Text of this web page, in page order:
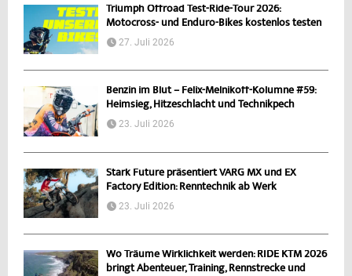
Triumph Offroad Test-Ride-Tour 2026:
Motocross- und Enduro-Bikes kostenlos testen
27. Juli 2026
Benzin im Blut – Felix-Melnikoff-Kolumne #59:
Heimsieg, Hitzeschlacht und Technikpech
23. Juli 2026
Stark Future präsentiert VARG MX und EX
Factory Edition: Renntechnik ab Werk
23. Juli 2026
Wo Träume Wirklichkeit werden: RIDE KTM 2026
bringt Abenteuer, Training, Rennstrecke und